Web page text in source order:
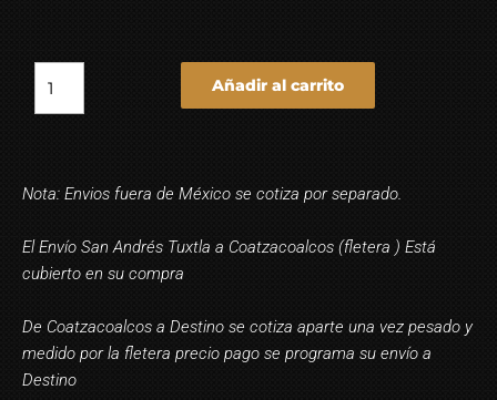
Añadir al carrito
Nota: Envios fuera de México se cotiza por separado.
El Envío San Andrés Tuxtla a Coatzacoalcos (fletera ) Está
cubierto en su compra
De Coatzacoalcos a Destino se cotiza aparte una vez pesado y
medido por la fletera precio pago se programa su envío a
Destino